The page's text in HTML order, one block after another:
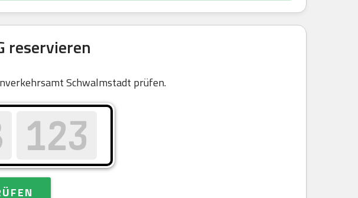
reservieren
Schwalmstadt prüfen.